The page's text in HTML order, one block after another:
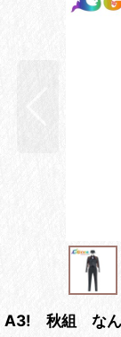
A3! 秋組 なん